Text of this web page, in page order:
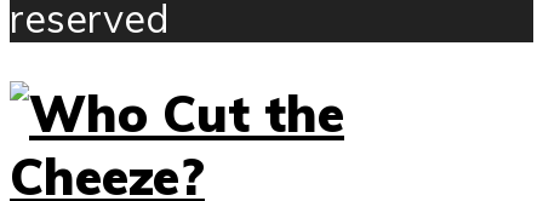
reserved